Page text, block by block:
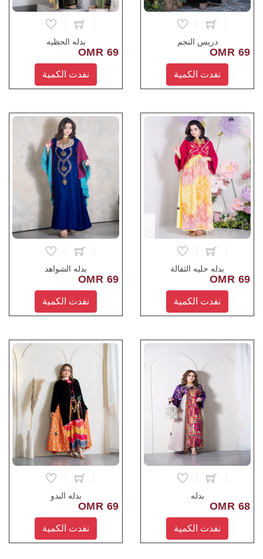
دريس النجم
69 OMR
نفدت الكمية
بدله الحظيه
69 OMR
نفدت الكمية
بدله حليه الثقالة
69 OMR
نفدت الكمية
بدله الشواهد
69 OMR
نفدت الكمية
بدله
68 OMR
نفدت الكمية
بدله البدو
69 OMR
نفدت الكمية